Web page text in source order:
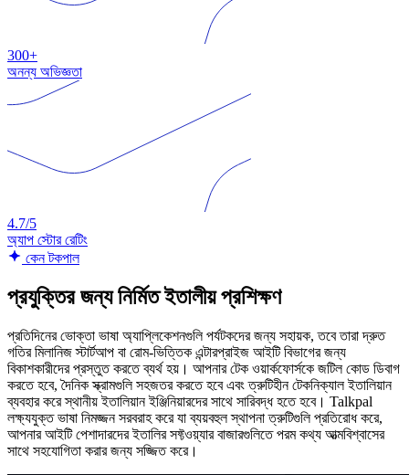
300+
অনন্য অভিজ্ঞতা
4.7/5
অ্যাপ স্টোর রেটিং
কেন টকপাল
প্রযুক্তির জন্য নির্মিত ইতালীয় প্রশিক্ষণ
প্রতিদিনের ভোক্তা ভাষা অ্যাপ্লিকেশনগুলি পর্যটকদের জন্য সহায়ক, তবে তারা দ্রুত
গতির মিলানিজ স্টার্টআপ বা রোম-ভিত্তিক এন্টারপ্রাইজ আইটি বিভাগের জন্য
বিকাশকারীদের প্রস্তুত করতে ব্যর্থ হয়। আপনার টেক ওয়ার্কফোর্সকে জটিল কোড ডিবাগ
করতে হবে, দৈনিক স্ক্রামগুলি সহজতর করতে হবে এবং ত্রুটিহীন টেকনিক্যাল ইতালিয়ান
ব্যবহার করে স্থানীয় ইতালিয়ান ইঞ্জিনিয়ারদের সাথে সারিবদ্ধ হতে হবে। Talkpal
লক্ষ্যযুক্ত ভাষা নিমজ্জন সরবরাহ করে যা ব্যয়বহুল স্থাপনা ত্রুটিগুলি প্রতিরোধ করে,
আপনার আইটি পেশাদারদের ইতালির সফ্টওয়্যার বাজারগুলিতে পরম কথ্য আত্মবিশ্বাসের
সাথে সহযোগিতা করার জন্য সজ্জিত করে।